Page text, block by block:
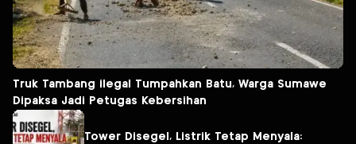
Truk Tambang ilegal Tumpahkan Batu, Warga Sumawe
Dipaksa Jadi Petugas Kebersihan
Tower Disegel, Listrik Tetap Menyala: